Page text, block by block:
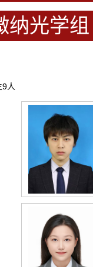
纳光学组
9人